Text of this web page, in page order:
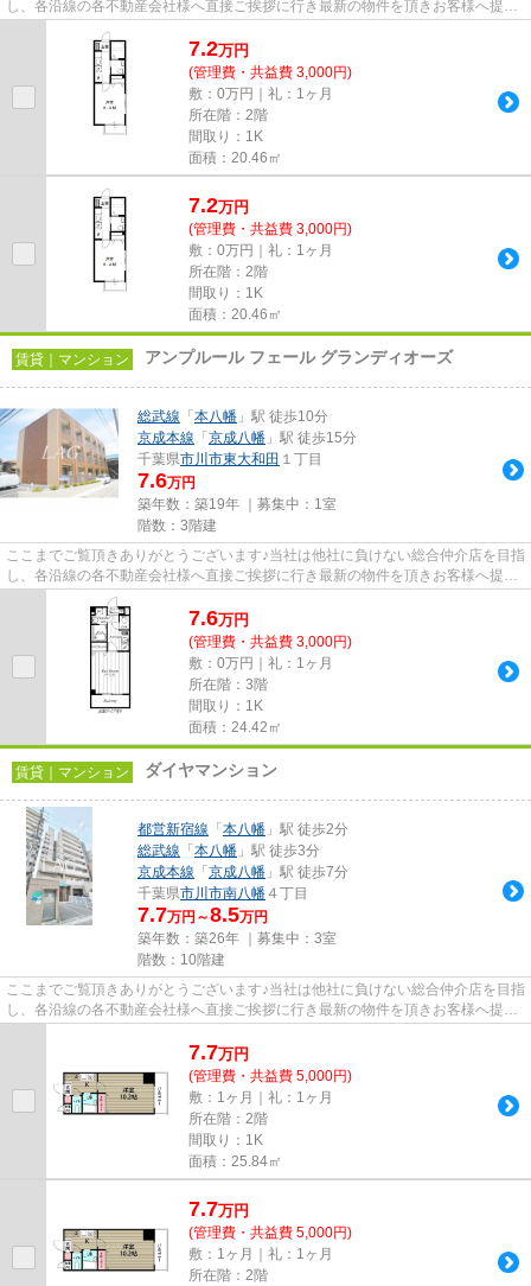
し、各沿線の各不動産会社様へ直接ご挨拶に行き最新の物件を頂きお客様へ提供
7.2万円
(管理費・共益費 3,000円)
敷：0万円｜礼：1ヶ月
所在階：2階
間取り：1K
面積：20.46㎡
7.2万円
(管理費・共益費 3,000円)
敷：0万円｜礼：1ヶ月
所在階：2階
間取り：1K
面積：20.46㎡
賃貸｜マンション アンプルール フェール グランディオーズ
総武線 「 本八幡 」駅 徒歩10分
京成本線 「 京成八幡 」駅 徒歩15分
千葉県市川市東大和田 １丁目
7.6万円
築年数：築19年 ｜募集中： 1室
階数：3階建
ここまでご覧頂きありがとうございます♪当社は他社に負けない総合仲介店を目指
し、各沿線の各不動産会社様へ直接ご挨拶に行き最新の物件を頂きお客様へ提供
しております！最新の情報は...
7.6万円
(管理費・共益費 3,000円)
敷：0万円｜礼：1ヶ月
所在階：3階
間取り：1K
面積：24.42㎡
賃貸｜マンション ダイヤマンション
都営新宿線 「 本八幡 」駅 徒歩2分
総武線 「 本八幡 」駅 徒歩3分
京成本線 「 京成八幡 」駅 徒歩7分
千葉県市川市南八幡 ４丁目
7.7万円～8.5万円
築年数：築26年 ｜募集中： 3室
階数：10階建
ここまでご覧頂きありがとうございます♪当社は他社に負けない総合仲介店を目指
し、各沿線の各不動産会社様へ直接ご挨拶に行き最新の物件を頂きお客様へ提供
7.7万円
(管理費・共益費 5,000円)
敷：1ヶ月｜礼：1ヶ月
所在階：2階
間取り：1K
面積：25.84㎡
7.7万円
(管理費・共益費 5,000円)
敷：1ヶ月｜礼：1ヶ月
所在階：2階